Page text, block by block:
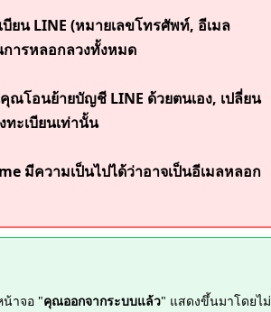
ยน LINE (หมายเลขโทรศัพท์, อีเมล
การหลอกลวงทั้งหมด
โอนย้ายบัญชี LINE ด้วยตนเอง, เปลี่ยน
ะเบียนเท่านั้น
มีความเป็นไปได้ว่าอาจเป็นอีเมลหลอก
าจอ "คุณออกจากระบบแล้ว" แสดงขึ้นมาโดยไม่